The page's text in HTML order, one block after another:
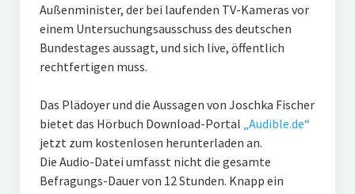
Künstliche Intelligenz
17 Ziele
Klimaneutrales Tanken
Zukunft der Bildung
Vom Trend zur Tonne
Außenminister, der bei laufenden TV-Kameras vor
einem Untersuchungsausschuss des deutschen
Bundestages aussagt, und sich live, öffentlich
rechtfertigen muss.
Das Plädoyer und die Aussagen von Joschka Fischer
bietet das Hörbuch Download-Portal „Audible.de“
jetzt zum kostenlosen herunterladen an.
Die Audio-Datei umfasst nicht die gesamte
Befragungs-Dauer von 12 Stunden. Knapp ein